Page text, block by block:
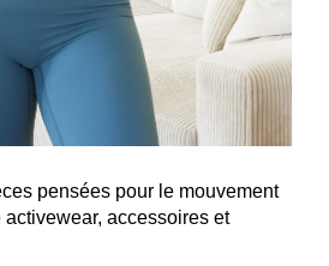
pensées pour le mouvement
accessoires et